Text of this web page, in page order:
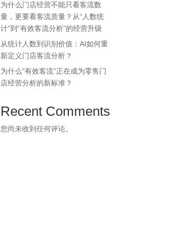
为什么门店经营不能只看客流数
量，更要看客流质量？从“人数统
计”到“有效客流分析”的经营升级
从统计人数到识别价值：AI如何重
新定义门店客流分析？
为什么“有效客流”正在成为零售门
店经营分析的新标准？
Recent Comments
您尚未收到任何评论。